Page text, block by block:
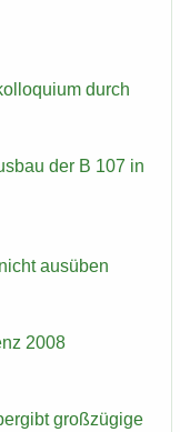
durch
der B 107 in
aus­üben
2008
groß­zü­gi­ge